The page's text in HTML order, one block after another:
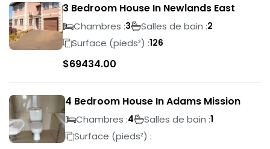
3 Bedroom House In Newlands East
Chambres :3 Salles de bain :2
Surface (pieds²) :126
$69434.00
4 Bedroom House In Adams Mission
Chambres :4 Salles de bain :1
Surface (pieds²) :